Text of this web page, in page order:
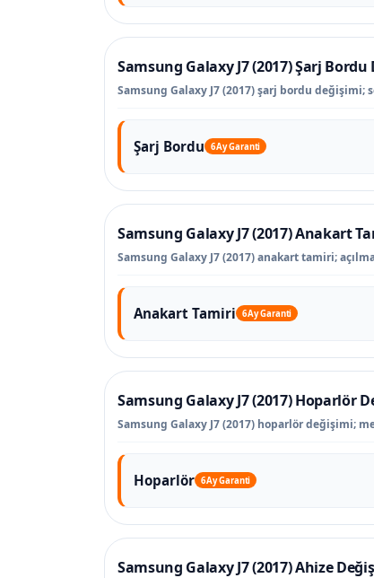
Samsung Galaxy J7 (2017) Şarj
Samsung Galaxy J7 (2017) şarj bordu değişimi;
Şarj Bordu 6 Ay Garanti
Samsung Galaxy J7 (2017) Anakart
Samsung Galaxy J7 (2017) anakart tamiri;
Anakart Tamiri 6 Ay Garanti
Samsung Galaxy J7 (2017) Hoparlör
Samsung Galaxy J7 (2017) hoparlör değişimi;
Hoparlör 6 Ay Garanti
Samsung Galaxy J7 (2017) Ahize